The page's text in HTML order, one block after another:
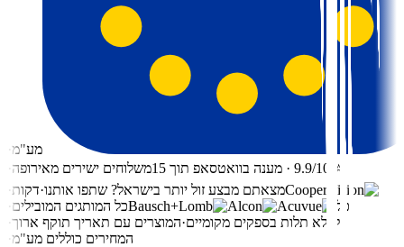
מע"מ·
משלוחים ישירים מאירופה·
⭐ 9.9/10 · מענה בוואטסאפ תוך 15
דקות· מצאתם מבצע זול יותר בישראל? שתפו אותנו·
כל המותגים המובילים·
כל
המוצרים עם תאריך תוקף ארוך· ללא תלות בספקים מקומיים·
כל
המחירים כוללים מע"מ·